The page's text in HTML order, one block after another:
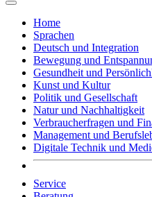
Home
Sprachen
Deutsch und Integration
Bewegung und
Gesundheit und
Kunst und Kultur
Politik und Gesellschaft
Natur und Nachhaltigkeit
Verbraucherfragen und
Management und
Digitale Technik und
Service